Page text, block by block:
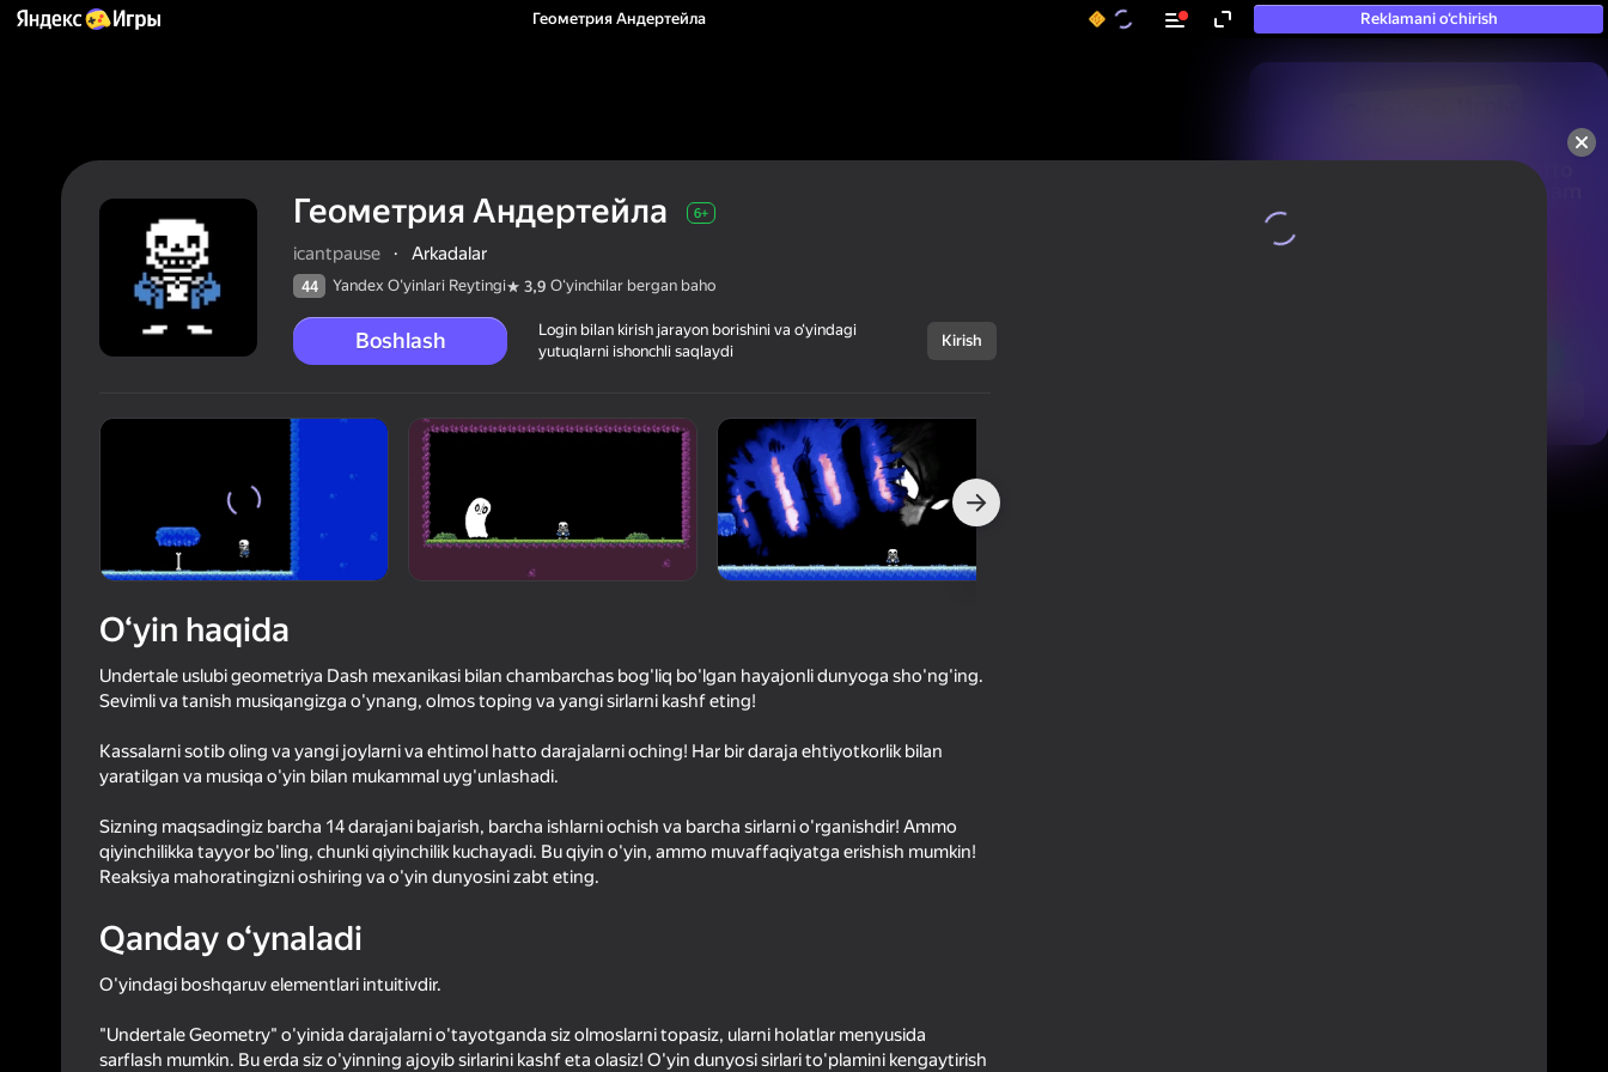
Геометрия Андертейла Reklamani o‘chirish
50+ eng yaxshi o‘yinlar, hatto
«o‘ynamaydigan» odamlar ham
Bekor qilish
Геометрия
Андертейла
6+
44 Yandex O'yinlari Reytingi
Oʻyinchilar bergan baho
Boshlash
Геометрия Андертейла 6+
icantpause · Arkadalar
44 Yandex O'yinlari Reytingi 3,9 Oʻyinchilar bergan baho
Boshlash
Login bilan kirish jarayon borishini va o‘yindagi
yutuqlarni ishonchli saqlaydi
Kirish
O‘yin haqida
Undertale uslubi geometriya Dash mexanikasi bilan chambarchas bog'liq bo'lgan hayajonli dunyoga sho'ng'ing.
Sevimli va tanish musiqangizga o'ynang, olmos toping va yangi sirlarni kashf eting!
Kassalarni sotib oling va yangi joylarni va ehtimol hatto darajalarni oching! Har bir daraja ehtiyotkorlik bilan
yaratilgan va musiqa o'yin bilan mukammal uyg'unlashadi.
Sizning maqsadingiz barcha 14 darajani bajarish, barcha ishlarni ochish va barcha sirlarni o'rganishdir! Ammo
qiyinchilikka tayyor bo'ling, chunki qiyinchilik kuchayadi. Bu qiyin o'yin, ammo muvaffaqiyatga erishish mumkin!
Reaksiya mahoratingizni oshiring va o'yin dunyosini zabt eting.
Qanday o‘ynaladi
O'yindagi boshqaruv elementlari intuitivdir.
"Undertale Geometry" o'yinida darajalarni o'tayotganda siz olmoslarni topasiz, ularni holatlar menyusida
sarflash mumkin. Bu erda siz o'yinning ajoyib sirlarini kashf eta olasiz! O'yin dunyosi sirlari to'plamini kengaytirish